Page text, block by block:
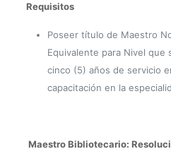
Requisitos
Poseer título de Maestro
Equivalente para Nivel que
cinco (5) años de servicio
capacitación en la
Maestro Bibliotecario: